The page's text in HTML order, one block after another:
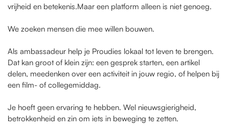
vrijheid en betekenis.Maar een platform alleen is niet genoeg.
We zoeken mensen die mee willen bouwen.
Als ambassadeur help je Proudies lokaal tot leven te brengen.
Dat kan groot of klein zijn: een gesprek starten, een artikel
delen, meedenken over een activiteit in jouw regio, of helpen bij
een film- of collegemiddag.
Je hoeft geen ervaring te hebben. Wel nieuwsgierigheid,
betrokkenheid en zin om iets in beweging te zetten.